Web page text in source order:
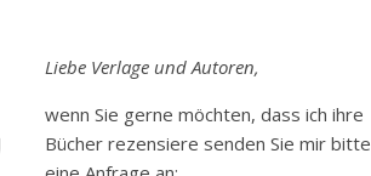
Liebe Verlage und Autoren,
wenn Sie gerne möchten, dass ich ihre
Bücher rezensiere senden Sie mir bitte